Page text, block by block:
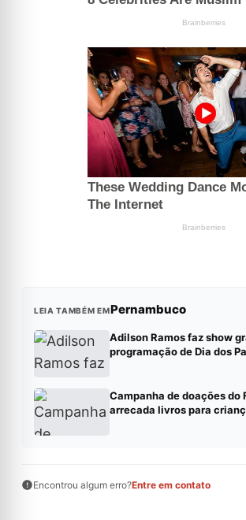
LEIA TAMBÉM EMPernambuco
Adilson Ramos faz show
programação de Dia dos
Campanha de doações
arrecada livros para
Encontrou algum erro?Entre em contato